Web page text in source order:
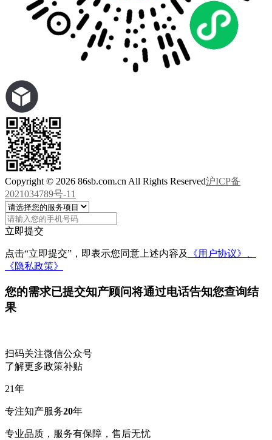
Copyright © 2026 86sb.com.cn All Rights Reserved沪ICP备
2021034789号-11
立即提交
点击“立即提交”，即表示您同意上述内容及
《用户协议》、
《隐私政策》
您的需求已提交知产顾问将通过电话告知您查询结
果
扫码关注微信公众号
了解更多政策补贴
21年
专注知产服务20年
专业品质，服务有保障，售后无忧